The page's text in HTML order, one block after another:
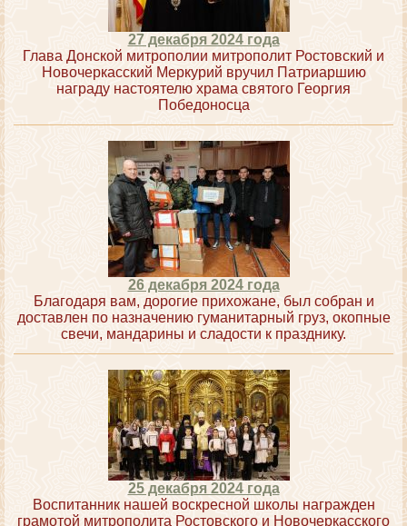
27 декабря 2024 года
Глава Донской митрополии митрополит Ростовский и
Новочеркасский Меркурий вручил Патриаршию
награду настоятелю храма святого Георгия
Победоносца
26 декабря 2024 года
Благодаря вам, дорогие прихожане, был собран и
доставлен по назначению гуманитарный груз, окопные
свечи, мандарины и сладости к празднику.
25 декабря 2024 года
Воспитанник нашей воскресной школы награжден
грамотой митрополита Ростовского и Новочеркасского